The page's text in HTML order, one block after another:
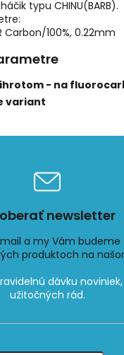
typu CHINU(BARB).
Carbon/100%, 0.22mm
- na
variant
newsletter
a my Vám budeme
produktoch na